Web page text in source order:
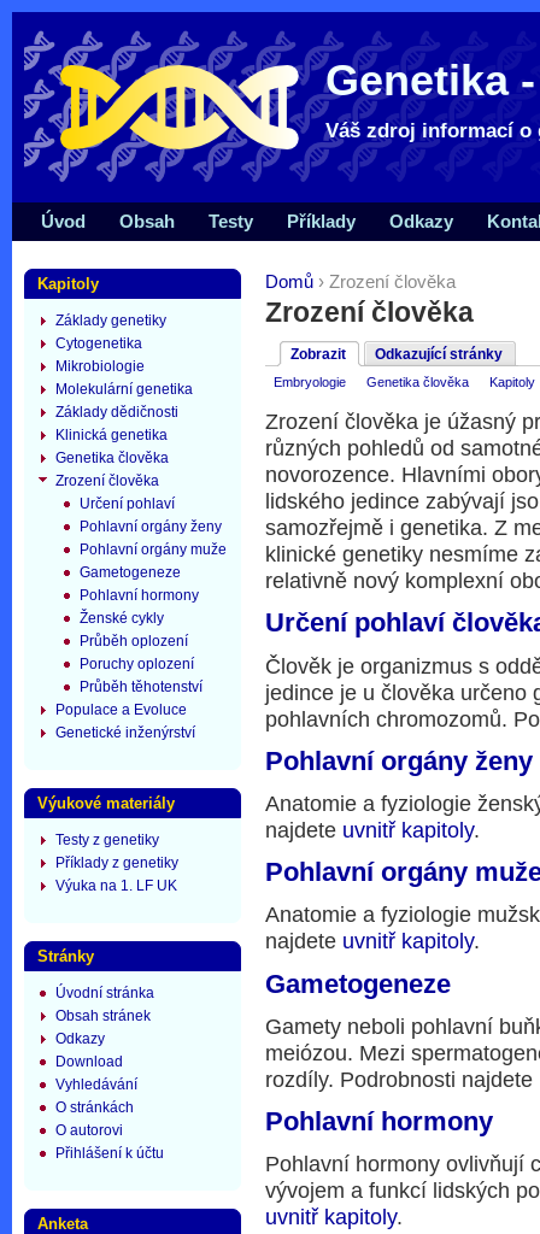
Genetika
Váš zdroj informací o
Domů › Zrození člověka
Zrození člověka
Zobrazit Odkazující stránky
Embryologie Genetika člověka Kapitoly
Zrození člověka je úžasný
různých pohledů od
novorozence. Hlavními
lidského jedince zabývají
samozřejmě i genetika. Z
klinické genetiky nesmíme
relativně nový komplexní
Určení pohlaví
Člověk je organizmus s
jedince je u člověka určeno
pohlavních chromozomů.
Pohlavní orgány ženy
Anatomie a fyziologie
najdete uvnitř kapitoly.
Pohlavní orgány
Anatomie a fyziologie
najdete uvnitř kapitoly.
Gametogeneze
Gamety neboli pohlavní
meiózou. Mezi
rozdíly. Podrobnosti najdete
Pohlavní hormony
Pohlavní hormony ovlivňují
vývojem a funkcí lidských
uvnitř kapitoly.
Úvod Obsah Testy Příklady Odkazy
Kapitoly
Základy genetiky
Cytogenetika
Mikrobiologie
Molekulární genetika
Základy dědičnosti
Klinická genetika
Genetika člověka
Zrození člověka
Určení pohlaví
Pohlavní orgány ženy
Pohlavní orgány muže
Gametogeneze
Pohlavní hormony
Ženské cykly
Průběh oplození
Poruchy oplození
Průběh těhotenství
Populace a Evoluce
Genetické inženýrství
Výukové materiály
Testy z genetiky
Příklady z genetiky
Výuka na 1. LF UK
Stránky
Úvodní stránka
Obsah stránek
Odkazy
Download
Vyhledávání
O stránkách
O autorovi
Přihlášení k účtu
Anketa